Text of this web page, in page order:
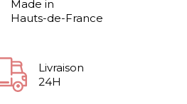
Made in
Hauts-de-France
Livraison
24H